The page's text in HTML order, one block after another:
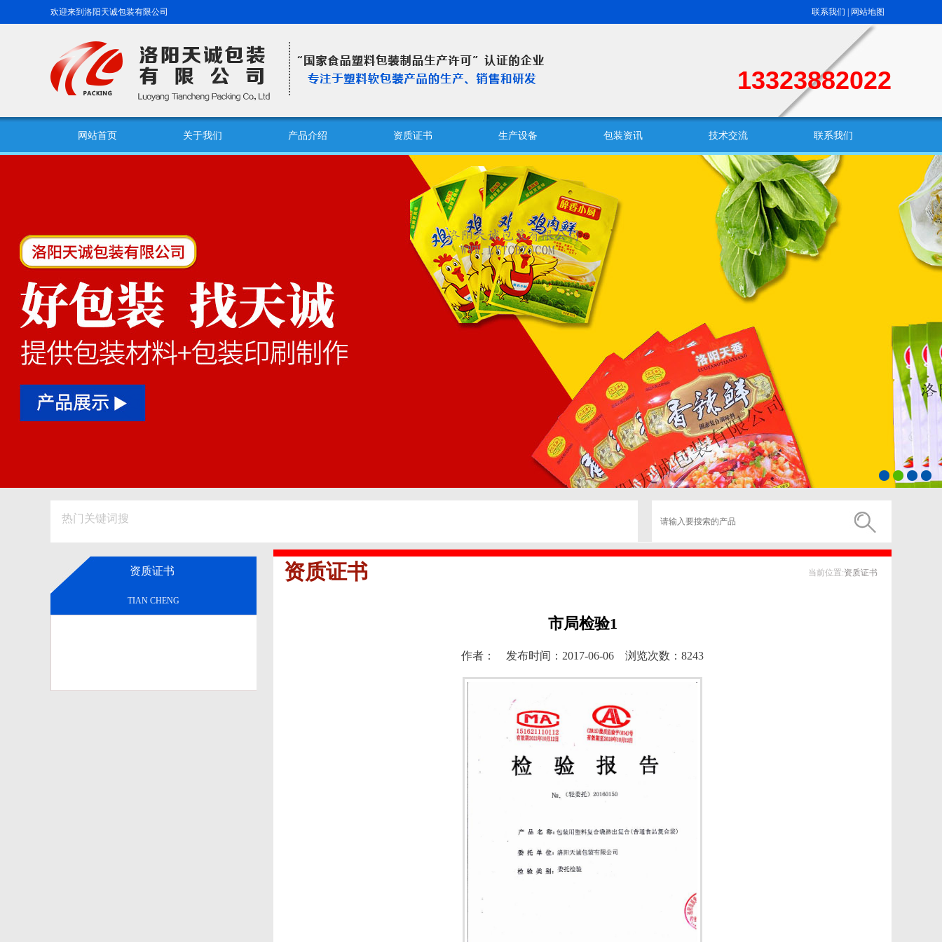
欢迎来到洛阳天诚包装有限公司 联系我们 网站地图
13323882022
网站首页 关于我们 产品介绍 资质证书 生产设备 包装资讯 技术交流 联系我们
热门关键词搜
资质证书
TIAN CHENG
资质证书 当前位置:资质证书
市局检验1
作者： 发布时间：2017-06-06 浏览次数：8243